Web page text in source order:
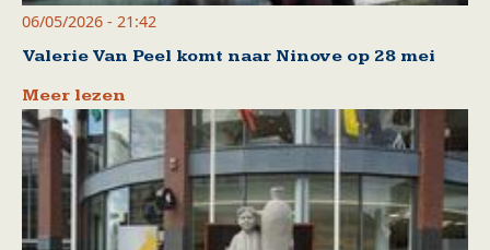
06/05/2026 - 21:42
Valerie Van Peel komt naar Ninove op 28 mei
Meer lezen